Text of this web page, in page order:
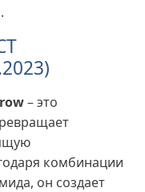
– это
комбинации
он создает